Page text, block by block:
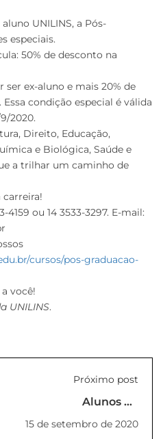
UNILINS, a Pós-
especiais.
50% de desconto na
ser ex-aluno e mais 20% de
condição especial é válida
2020.
Direito, Educação,
e Biológica, Saúde e
a trilhar um caminho de
ou 14 3533-3297. E-mail:
cursos/pos-graduacao-
você!
UNILINS.
Próximo post
Alunos de
Enfermagem
apresentam
15 de setembro de 2020